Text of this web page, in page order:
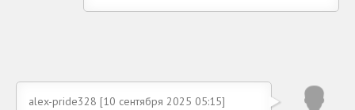
alex-pride328 [10 сентября 2025 05:15]